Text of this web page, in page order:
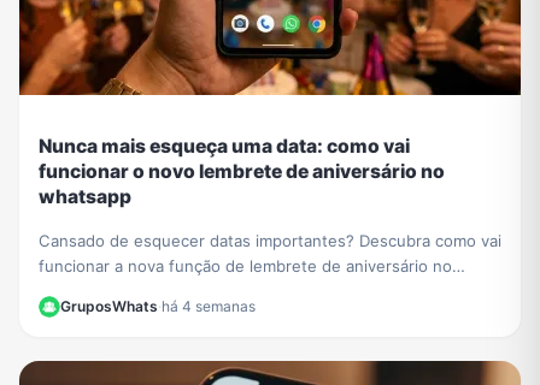
Nunca mais esqueça uma data: como vai
funcionar o novo lembrete de aniversário no
whatsapp
Cansado de esquecer datas importantes? Descubra como vai
funcionar a nova função de lembrete de aniversário no
GruposWhats·há 4 semanas